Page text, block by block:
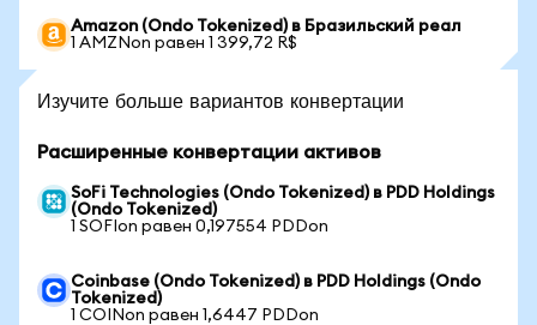
Amazon (Ondo Tokenized) в Бразильский реал
1 AMZNon равен 1 399,72 R$
Изучите больше вариантов конвертации
Расширенные конвертации активов
SoFi Technologies (Ondo Tokenized) в PDD Holdings
(Ondo Tokenized)
1 SOFIon равен 0,197554 PDDon
Coinbase (Ondo Tokenized) в PDD Holdings (Ondo
Tokenized)
1 COINon равен 1,6447 PDDon